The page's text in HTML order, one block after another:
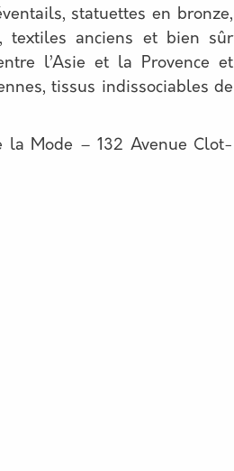
statuettes en bronze,
textiles anciens et bien sûr
l’Asie et la Provence et
tissus indissociables de
la Mode – 132 Avenue Clot-